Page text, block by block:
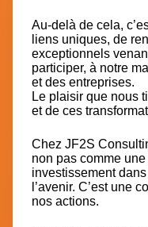
Au-delà de cela,
liens uniques, de
exceptionnels
participer, à notre
et des entreprises.
Le plaisir que nous
et de ces
Chez JF2S
non pas comme
investissement
l’avenir. C’est une
nos actions.